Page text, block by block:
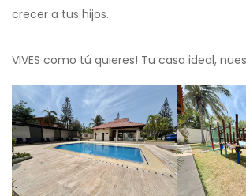
crecer a tus hijos.
VIVES como tú quieres! Tu casa ideal,